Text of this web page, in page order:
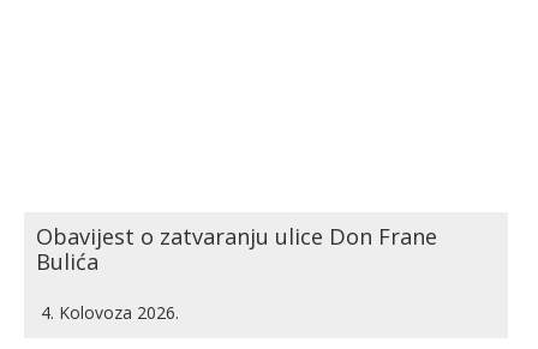
Obavijest o zatvaranju ulice Don Frane
Bulića
4. Kolovoza 2026.